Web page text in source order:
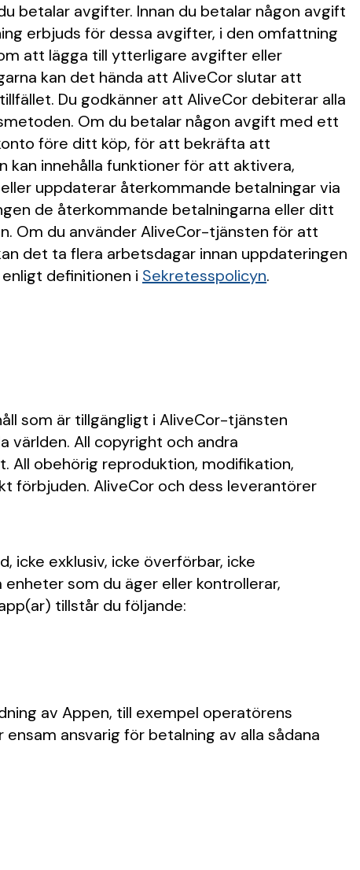
betalar avgifter. Innan du betalar någon avgift
erbjuds för dessa avgifter, i den omfattning
att lägga till ytterligare avgifter eller
kan det hända att AliveCor slutar att
Du godkänner att AliveCor debiterar alla
Om du betalar någon avgift med ett
före ditt köp, för att bekräfta att
innehålla funktioner för att aktivera,
uppdaterar återkommande betalningar via
de återkommande betalningarna eller ditt
Om du använder AliveCor-tjänsten för att
det ta flera arbetsdagar innan uppdateringen
definitionen i Sekretesspolicyn.
som är tillgängligt i AliveCor-tjänsten
världen. All copyright och andra
All obehörig reproduktion, modifikation,
förbjuden. AliveCor och dess leverantörer
icke exklusiv, icke överförbar, icke
som du äger eller kontrollerar,
tillstår du följande:
av Appen, till exempel operatörens
ansvarig för betalning av alla sådana